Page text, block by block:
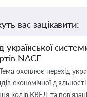
вас зацікавити:
української
NACE
Тема охоплює перехід
економічної
кодів КВЕД та